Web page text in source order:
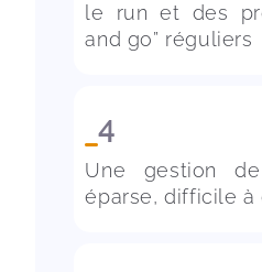
le run et des
4
Une gestion